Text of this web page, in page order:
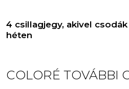
4 csillagjegy, akivel
héten
COLORÉ TOVÁBBI